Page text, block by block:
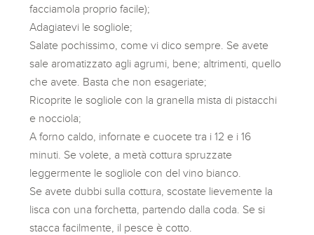
facciamola proprio facile);
Adagiatevi le sogliole;
Salate pochissimo, come vi dico sempre. Se avete
sale aromatizzato agli agrumi, bene; altrimenti, quello
che avete. Basta che non esageriate;
Ricoprite le sogliole con la granella mista di pistacchi
e nocciola;
A forno caldo, infornate e cuocete tra i 12 e i 16
minuti. Se volete, a metà cottura spruzzate
leggermente le sogliole con del vino bianco.
Se avete dubbi sulla cottura, scostate lievemente la
lisca con una forchetta, partendo dalla coda. Se si
stacca facilmente, il pesce è cotto.